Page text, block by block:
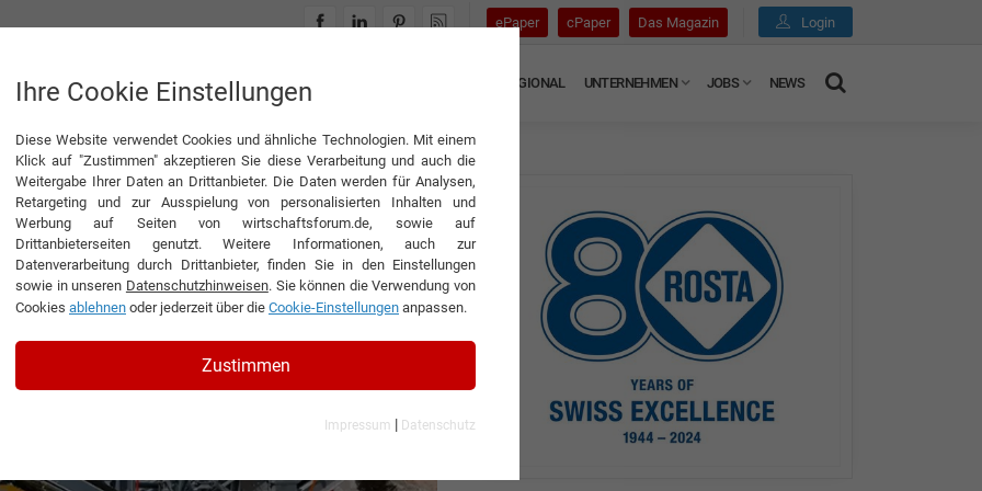
ePaper cPaper Das Magazin Login
INTERVIEWS REGIONAL UNTERNEHMEN JOBS NEWS
– Schwingen
der ROSTA GmbH
Ihre Cookie Einstellungen
Diese Website verwendet Cookies und ähnliche Technologien. Mit einem
Klick auf "Zustimmen" akzeptieren Sie diese Verarbeitung und auch die
Weitergabe Ihrer Daten an Drittanbieter. Die Daten werden für Analysen,
Retargeting und zur Ausspielung von personalisierten Inhalten und
Werbung auf Seiten von wirtschaftsforum.de, sowie auf
Drittanbieterseiten genutzt. Weitere Informationen, auch zur
Datenverarbeitung durch Drittanbieter, finden Sie in den Einstellungen
sowie in unseren Datenschutzhinweisen. Sie können die Verwendung von
Cookies ablehnen oder jederzeit über die Cookie-Einstellungen anpassen.
Zustimmen
Impressum | Datenschutz